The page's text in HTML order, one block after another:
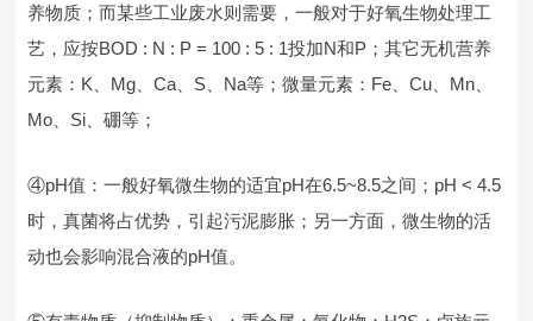
养物质；而某些工业废水则需要，一般对于好氧生物处理工
艺，应按BOD : N : P = 100 : 5 : 1投加N和P；其它无机营养
元素：K、Mg、Ca、S、Na等；微量元素：Fe、Cu、Mn、
Mo、Si、硼等；
④pH值：一般好氧微生物的适宜pH在6.5~8.5之间；pH < 4.5
时，真菌将占优势，引起污泥膨胀；另一方面，微生物的活
动也会影响混合液的pH值。